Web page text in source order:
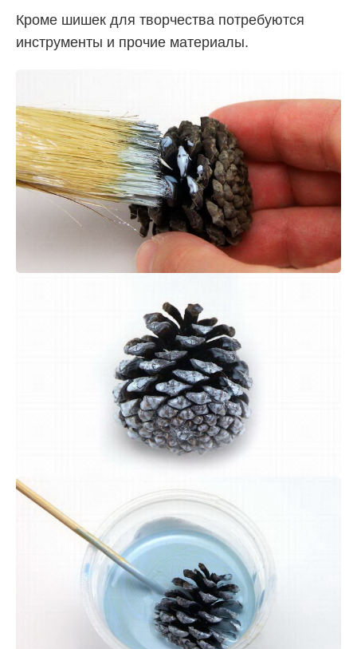
Кроме шишек для творчества потребуются
инструменты и прочие материалы.